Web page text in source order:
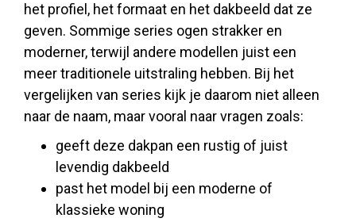
het profiel, het formaat en het dakbeeld dat ze
geven. Sommige series ogen strakker en
moderner, terwijl andere modellen juist een
meer traditionele uitstraling hebben. Bij het
vergelijken van series kijk je daarom niet alleen
naar de naam, maar vooral naar vragen zoals:
geeft deze dakpan een rustig of juist
levendig dakbeeld
past het model bij een moderne of
klassieke woning